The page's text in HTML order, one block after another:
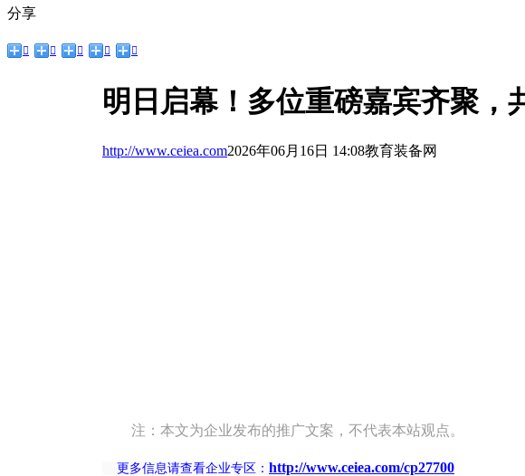
分享
    
明日启幕！多位重磅嘉宾齐聚，
http://www.ceiea.com2026年06月16日 14:08教育装备网
注：本文为企业发布的推广文案，不代表本站观点。
更多信息请查看企业专区： http://www.ceiea.com/cp27700